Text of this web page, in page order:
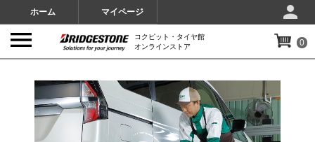
ホーム マイページ
コクピット・タイヤ館
オンラインストア
0